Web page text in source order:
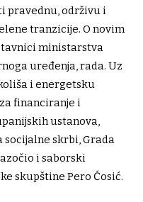
pravednu, održivu i
tranzicije. O novim
ministarstva
uređenja, rada. Uz
i energetsku
financiranje i
ustanova,
skrbi, Grada
i saborski
skupštine Pero Ćosić.